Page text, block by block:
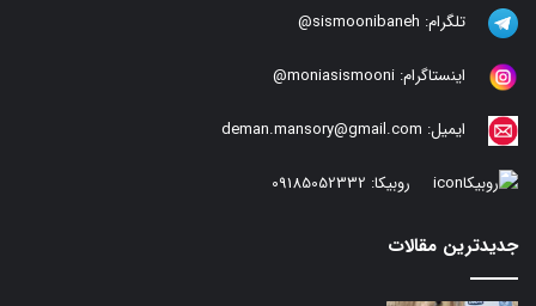
تلگرام: sismoonibaneh@
اینستاگرام: moniasismooni@
ایمیل: deman.mansory@gmail.com
روبیکا: 09185052332
جدیدترین مقالات